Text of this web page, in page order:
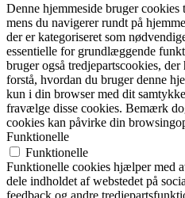
Denne hjemmeside bruger
mens du navigerer rundt på
der er kategoriseret som
essentielle for grundlæggende
bruger også tredjepartscookies,
forstå, hvordan du bruger denne
kun i din browser med dit
fravælge disse cookies. Bemærk
cookies kan påvirke din
Funktionelle
Funktionelle
Funktionelle cookies hjælper med
dele indholdet af webstedet på
feedback og andre